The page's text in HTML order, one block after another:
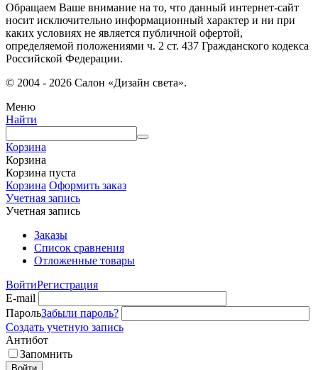
Обращаем Ваше внимание на то, что данный интернет-сайт
носит исключительно информационный характер и ни при
каких условиях не является публичной офертой,
определяемой положениями ч. 2 ст. 437 Гражданского кодекса
Российской Федерации.
© 2004 - 2026 Салон «Дизайн света».
Меню
Найти
Корзина
Корзина
Корзина пуста
Корзина Оформить заказ
Учетная запись
Учетная запись
Заказы
Список сравнения
Отложенные товары
ВойтиРегистрация
E-mail
ПарольЗабыли пароль?
Создать учетную запись
Антибот
Запомнить